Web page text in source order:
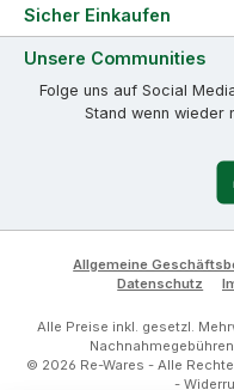
Sicher Einkaufen
Unsere Communities
Folge uns auf Social
Stand wenn wieder
Allgemeine
Datenschutz
Alle Preise inkl. gesetzl.
© 2026 Re-Wares - Alle
-